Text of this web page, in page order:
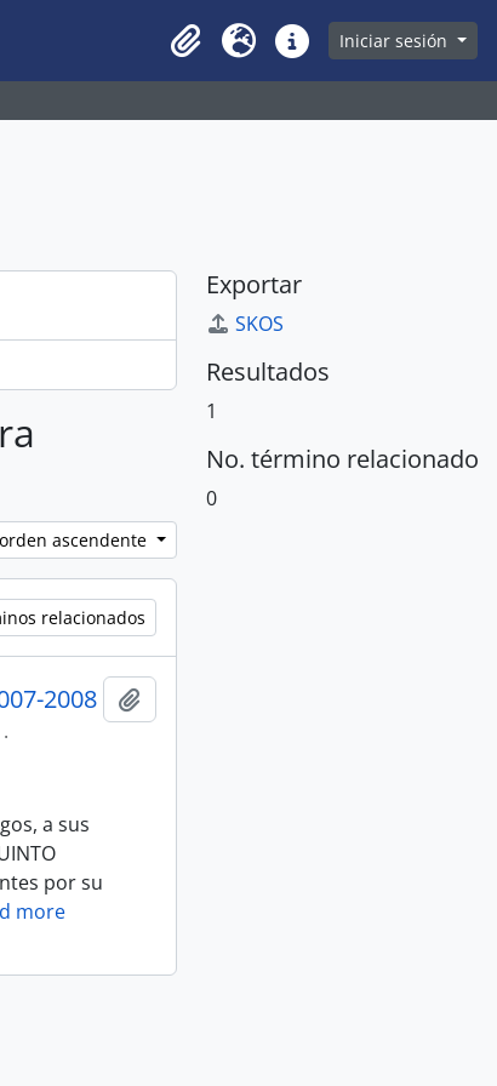
Clipboard
Idioma Enlaces rápidos
Iniciar sesión
ascendente
relacionados
2008
·
a sus
por su
more
Exportar
SKOS
Resultados
1
No. término relacionado
0